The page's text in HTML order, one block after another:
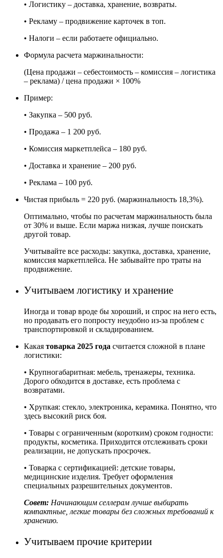
• Логистику – доставка, хранение, возвраты.
• Рекламу – продвижение карточек в топ.
• Налоги – если работаете официально.
Формула расчета маржинальности:
(Цена продажи – себестоимость – комиссия – логистика
– реклама) / цена продажи × 100%
Пример:
• Закупка – 500 руб.
• Продажа – 1 200 руб.
• Комиссия маркетплейса – 180 руб.
• Доставка и хранение – 200 руб.
• Реклама – 100 руб.
Чистая прибыль = 220 руб. (маржинальность 18,3%).
Оптимально, чтобы по расчетам маржинальность была
от 30% и выше. Если маржа низкая, лучше поискать
другой товар.
Учитывайте все расходы: закупка, доставка, хранение,
комиссия маркетплейса. Не забывайте про траты на
продвижение.
Учитываем логистику и хранение
Иногда и товар вроде бы хороший, и спрос на него есть,
но продавать его попросту неудобно из-за проблем с
транспортировкой и складированием.
Какая товарка 2025 года считается сложной в плане
логистики:
• Крупногабаритная: мебель, тренажеры, техника.
Дорого обходится в доставке, есть проблема с
возвратами.
• Хрупкая: стекло, электроника, керамика. Понятно, что
здесь высокий риск боя.
• Товары с ограниченным (коротким) сроком годности:
продукты, косметика. Приходится отслеживать сроки
реализации, не допускать просрочек.
• Товарка с сертификацией: детские товары,
медицинские изделия. Требует оформления
специальных разрешительных документов.
Совет: Начинающим селлерам лучше выбирать
компактные, легкие товары без сложных требований к
хранению.
Учитываем прочие критерии